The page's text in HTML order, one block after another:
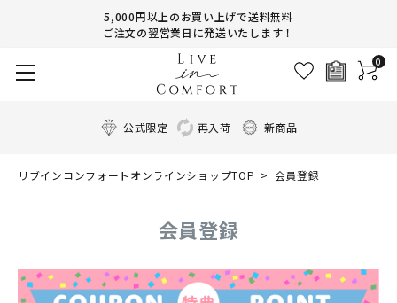
5,000円以上のお買い上げで送料無料
ご注文の翌営業日に発送いたします！
0
公式限定 再入荷 新商品
リブインコンフォートオンラインショップTOP 会員登録
会員登録